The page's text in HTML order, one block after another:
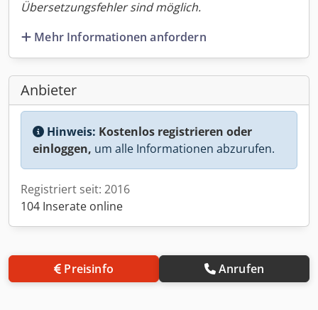
Übersetzungsfehler sind möglich.
Mehr Informationen anfordern
Anbieter
Hinweis: Kostenlos registrieren oder
einloggen, um alle Informationen abzurufen.
Registriert seit: 2016
104 Inserate online
Preisinfo Anrufen